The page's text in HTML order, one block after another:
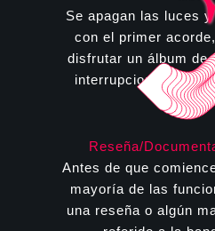
Nos encontramos
en la ciudad de
Se apagan las luces
con el primer
disfrutar un álbum de
interrupciones y
Reseña/
Antes de que
mayoría de las
una reseña o algún